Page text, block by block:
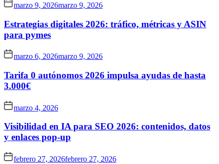
marzo 9, 2026marzo 9, 2026
Estrategias digitales 2026: tráfico, métricas y ASIN
para pymes
marzo 6, 2026marzo 9, 2026
Tarifa 0 autónomos 2026 impulsa ayudas de hasta
3.000€
marzo 4, 2026
Visibilidad en IA para SEO 2026: contenidos, datos
y enlaces pop-up
febrero 27, 2026febrero 27, 2026